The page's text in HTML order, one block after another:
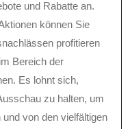
und Rabatte an.
können Sie
profitieren
Bereich der
Es lohnt sich,
zu halten, um
von den vielfältigen